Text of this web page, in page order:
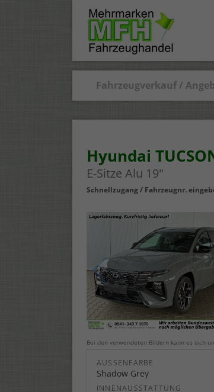
Fahrzeugverkauf /
Hyundai
E-Sitze Alu 19"
Schnellzugang / Fahrzeugnr.
Bei den verwendeten Bildern kann es sich
AUSSENFARBE
Shadow Grey
INNENAUSSTATTUNG